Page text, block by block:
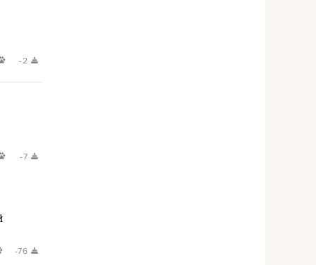
-2
-7
-76